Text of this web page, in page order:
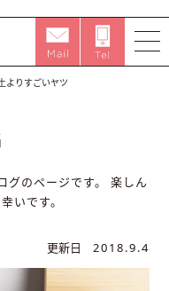
よりすごいヤツ
のページです。
楽しん
いです。
更新日 2018.9.4